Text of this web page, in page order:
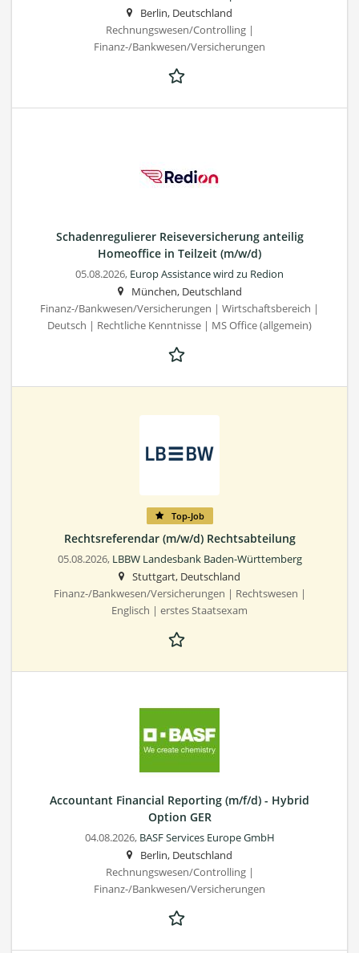
Berlin, Deutschland
Rechnungswesen/Controlling |
Finanz-/Bankwesen/Versicherungen
Schadenregulierer Reiseversicherung anteilig
Homeoffice in Teilzeit (m/w/d)
05.08.2026, Europ Assistance wird zu Redion
München, Deutschland
Finanz-/Bankwesen/Versicherungen | Wirtschaftsbereich |
Deutsch | Rechtliche Kenntnisse | MS Office (allgemein)
Top-Job
Rechtsreferendar (m/w/d) Rechtsabteilung
05.08.2026, LBBW Landesbank Baden-Württemberg
Stuttgart, Deutschland
Finanz-/Bankwesen/Versicherungen | Rechtswesen |
Englisch | erstes Staatsexam
Accountant Financial Reporting (m/f/d) - Hybrid
Option GER
04.08.2026, BASF Services Europe GmbH
Berlin, Deutschland
Rechnungswesen/Controlling |
Finanz-/Bankwesen/Versicherungen